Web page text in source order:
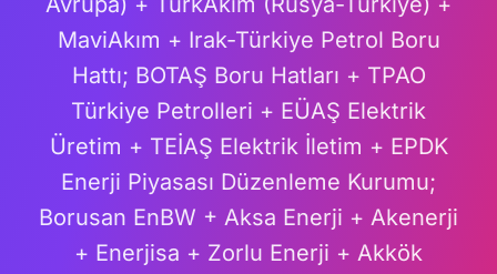
MaviAkım + Irak-Türkiye Petrol Boru
Hattı; BOTAŞ Boru Hatları + TPAO
Türkiye Petrolleri + EÜAŞ Elektrik
Üretim + TEİAŞ Elektrik İletim + EPDK
Enerji Piyasası Düzenleme Kurumu;
Borusan EnBW + Aksa Enerji + Akenerji
+ Enerjisa + Zorlu Enerji + Akkök